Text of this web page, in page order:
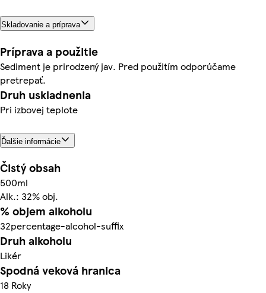
Skladovanie a príprava
Príprava a použitie
Sediment je prirodzený jav. Pred použitím odporúčame
pretrepať.
Druh uskladnenia
Pri izbovej teplote
Ďalšie informácie
Čistý obsah
500ml
Alk.: 32% obj.
% objem alkoholu
32percentage-alcohol-suffix
Druh alkoholu
Likér
Spodná veková hranica
18 Roky